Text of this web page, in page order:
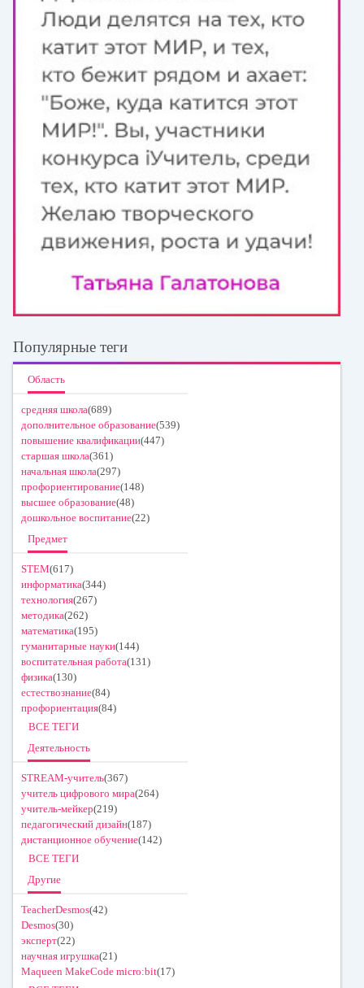
Популярные теги
Область
средняя школа(689)
дополнительное образование(539)
повышение квалификации(447)
старшая школа(361)
начальная школа(297)
профориентирование(148)
высшее образование(48)
дошкольное воспитание(22)
Предмет
STEM(617)
информатика(344)
технология(267)
методика(262)
математика(195)
гуманитарные науки(144)
воспитательная работа(131)
физика(130)
естествознание(84)
профориентация(84)
ВСЕ ТЕГИ
Деятельность
STREAM-учитель(367)
учитель цифрового мира(264)
учитель-мейкер(219)
педагогический дизайн(187)
дистанционное обучение(142)
ВСЕ ТЕГИ
Другие
TeacherDesmos(42)
Desmos(30)
эксперт(22)
научная игрушка(21)
Maqueen MakeCode micro:bit(17)